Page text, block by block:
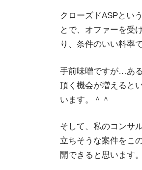
クローズドASPとい
とで、オファーを受
り、条件のいい料率
手前味噌ですが…あ
頂く機会が増えると
います。＾＾
そして、私のコンサ
立ちそうな案件をこ
開できると思います。